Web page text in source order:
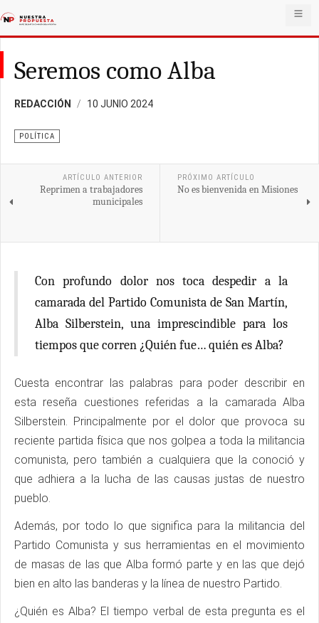
Seremos como Alba
REDACCIÓN 10 JUNIO 2024
POLÍTICA
ARTÍCULO ANTERIOR
Reprimen a trabajadores
municipales
PRÓXIMO ARTÍCULO
No es bienvenida en Misiones
Con profundo dolor nos toca despedir a la
camarada del Partido Comunista de San Martín,
Alba Silberstein, una imprescindible para los
tiempos que corren ¿Quién fue… quién es Alba?
Cuesta encontrar las palabras para poder describir en
esta reseña cuestiones referidas a la camarada Alba
Silberstein. Principalmente por el dolor que provoca su
reciente partida física que nos golpea a toda la militancia
comunista, pero también a cualquiera que la conoció y
que adhiera a la lucha de las causas justas de nuestro
pueblo.
Además, por todo lo que significa para la militancia del
Partido Comunista y sus herramientas en el movimiento
de masas de las que Alba formó parte y en las que dejó
bien en alto las banderas y la línea de nuestro Partido.
¿Quién es Alba? El tiempo verbal de esta pregunta es el